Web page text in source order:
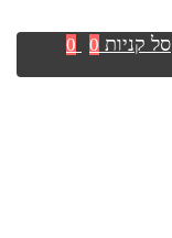
סל קניות 0
0